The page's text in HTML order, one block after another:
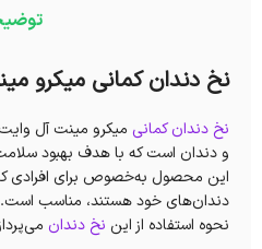
نخ دندان کمانی میکرو
نخ دندان کمانی میکرو مینت آل
و دندان است که با هدف بهبود
این محصول به‌خصوص برای افرادی که
دندان‌های خود هستند، مناسب است.
نحوه استفاده از این نخ دندان